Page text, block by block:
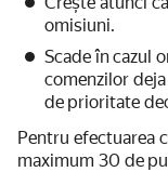
omisiuni.
Scade în cazul
comenzilor
de prioritate
Pentru efectuarea
maximum 30 de